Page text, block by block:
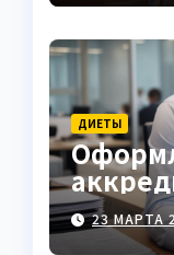
ДИЕТЫ
23 МАРТА